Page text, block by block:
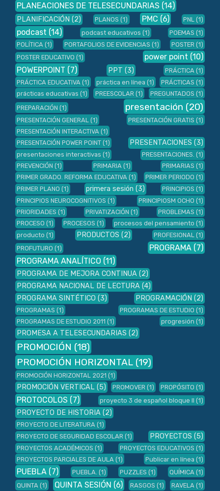
PLANEACIONES DE TELESECUNDARIAS (14)
PLANIFICACIÓN (2) PLANOS (1) PMC (6) PNL (1)
podcast (14) podcast educativos (1) POEMAS (1)
POLÍTICA (1) PORTAFOLIOS DE EVIDENCIAS (1) POSTER (1)
POSTER EDUCATIVO (1) power point (10)
POWERPOINT (7) PPT (3) PRÁCTICA (1)
PRÁCTICA EDUCATIVA (1) práctica en línea (1) PRÁCTICAS (1)
prácticas educativas (1) PREESCOLAR (1) PREGUNTADOS (1)
PREPARACIÓN (1) presentación (20)
PRESENTACIÓN GENERAL (1) PRESENTACIÓN GRATIS (1)
PRESENTACIÓN INTERACTIVA (1)
PRESENTACIÓN POWER POINT (1) PRESENTACIONES (3)
presentaciones interactivas (1) PRESENTACIONES. (1)
PREVENCIÓN (1) PRIMARIA (1) PRIMARIAS (1)
PRIMER GRADO. REFORMA EDUCATIVA (1) PRIMER PERIODO (1)
PRIMER PLANO (1) primera sesión (3) PRINCIPIOS (1)
PRINCIPIOS NEUROCOGNITIVOS (1) PRINCIPIOSM OCHO (1)
PRIORIDADES (1) PRIVATIZACIÓN (1) PROBLEMAS (1)
PROCESO (1) PROCESOS (1) procesos del pensamiento (1)
producto (1) PRODUCTOS (2) PROFESIONAL (1)
PROFUTURO (1) PROGRAMA (7)
PROGRAMA ANALÍTICO (11)
PROGRAMA DE MEJORA CONTINUA (2)
PROGRAMA NACIONAL DE LECTURA (4)
PROGRAMA SINTÉTICO (3) PROGRAMACIÓN (2)
PROGRAMAS (1) PROGRAMAS DE ESTUDIO (1)
PROGRAMAS DE ESTUDIO 2011 (1) progresión (1)
PROMESA A TELESECUNDARIAS (2)
PROMOCIÓN (18)
PROMOCIÓN HORIZONTAL (19)
PROMOCIÓN HORIZONTAL 2021 (1)
PROMOCIÓN VERTICAL (5) PROMOVER (1) PROPÓSITO (1)
PROTOCOLOS (7) proyecto 3 de español bloque II (1)
PROYECTO DE HISTORIA (2)
PROYECTO DE LITERATURA (1)
PROYECTO DE SEGURIDAD ESCOLAR (1) PROYECTOS (5)
PROYECTOS ACADÉMICOS (1) PROYECTOS EDUCATIVOS (1)
PROYECTOS PARCIALES DE AULA (1) Publicar en línea (1)
PUEBLA (7) PUEBLA. (1) PUZZLES (1) QUÍMICA (1)
QUINTA (1) QUINTA SESIÓN (6) RASGOS (1) RAVELA (1)